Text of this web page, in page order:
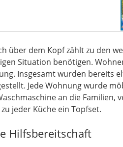
über dem Kopf zählt zu den
Situation benötigen.
Insgesamt wurden bereits
Jede Wohnung wurde
an die Familien,
jeder Küche ein Topfset.
Hilfsbereitschaft